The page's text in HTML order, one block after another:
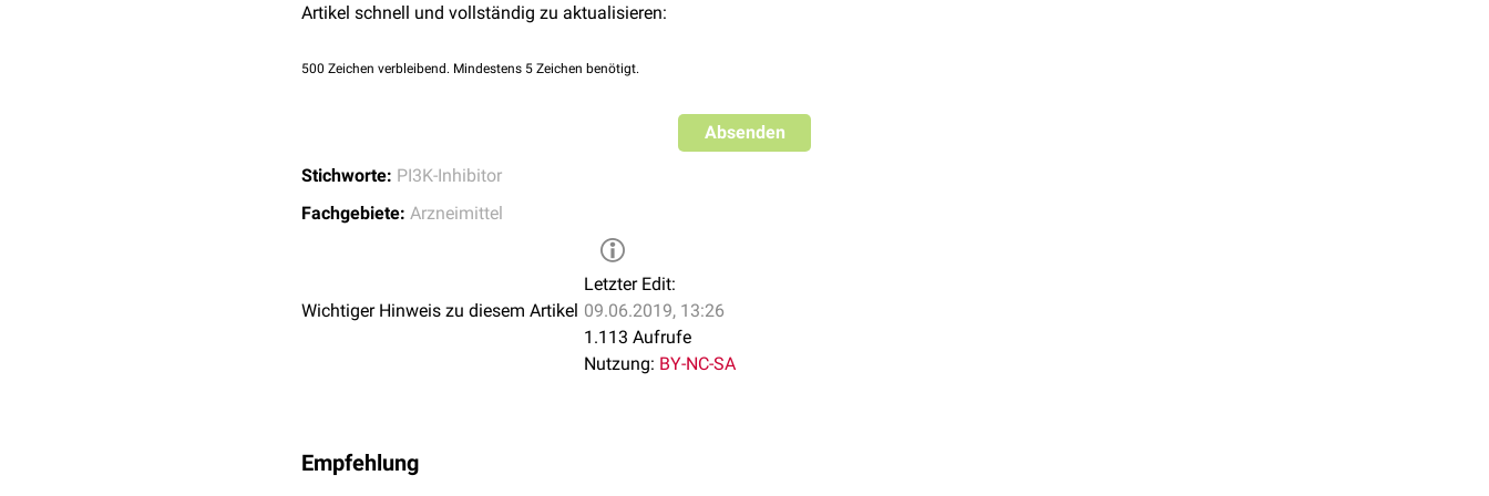
Artikel schnell und vollständig zu aktualisieren:
500 Zeichen verbleibend. Mindestens 5 Zeichen benötigt.
Absenden
Stichworte: PI3K-Inhibitor
Fachgebiete: Arzneimittel
Wichtiger Hinweis zu diesem Artikel
Letzter Edit:
09.06.2019, 13:26
1.113 Aufrufe
Nutzung: BY-NC-SA
Empfehlung